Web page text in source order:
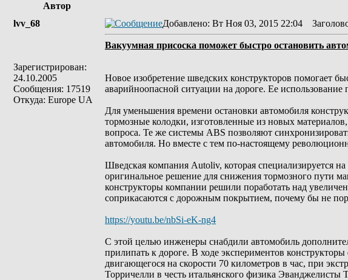
Автор
lvv_68
Зарегистрирован:
24.10.2005
Сообщения: 17519
Откуда: Europe UA
Добавлено: Вт Ноя 03, 2015 22:04
Вакуумная присоска поможет быстро остановить
Новое изобретение шведских конструкторов помогает
аварийноопасной ситуации на дороге. Ее
Для уменьшения времени остановки автомобиля
тормозные колодки, изготовленные из новых
вопроса. Те же системы ABS позволяют
автомобиля. Но вместе с тем по-настоящему
Шведская компания Autoliv, которая специализируется
оригинальное решение для снижения тормозного пути
конструкторы компании решили поработать над
соприкасаются с дорожным покрытием, почему бы не
https://youtu.be/nbSi-eK-ng4
С этой целью инженеры снабдили автомобиль
прилипать к дороге. В ходе экспериментов
двигающегося на скорости 70 километров в час, при
Торричелли в честь итальянского физика Эванджелисты